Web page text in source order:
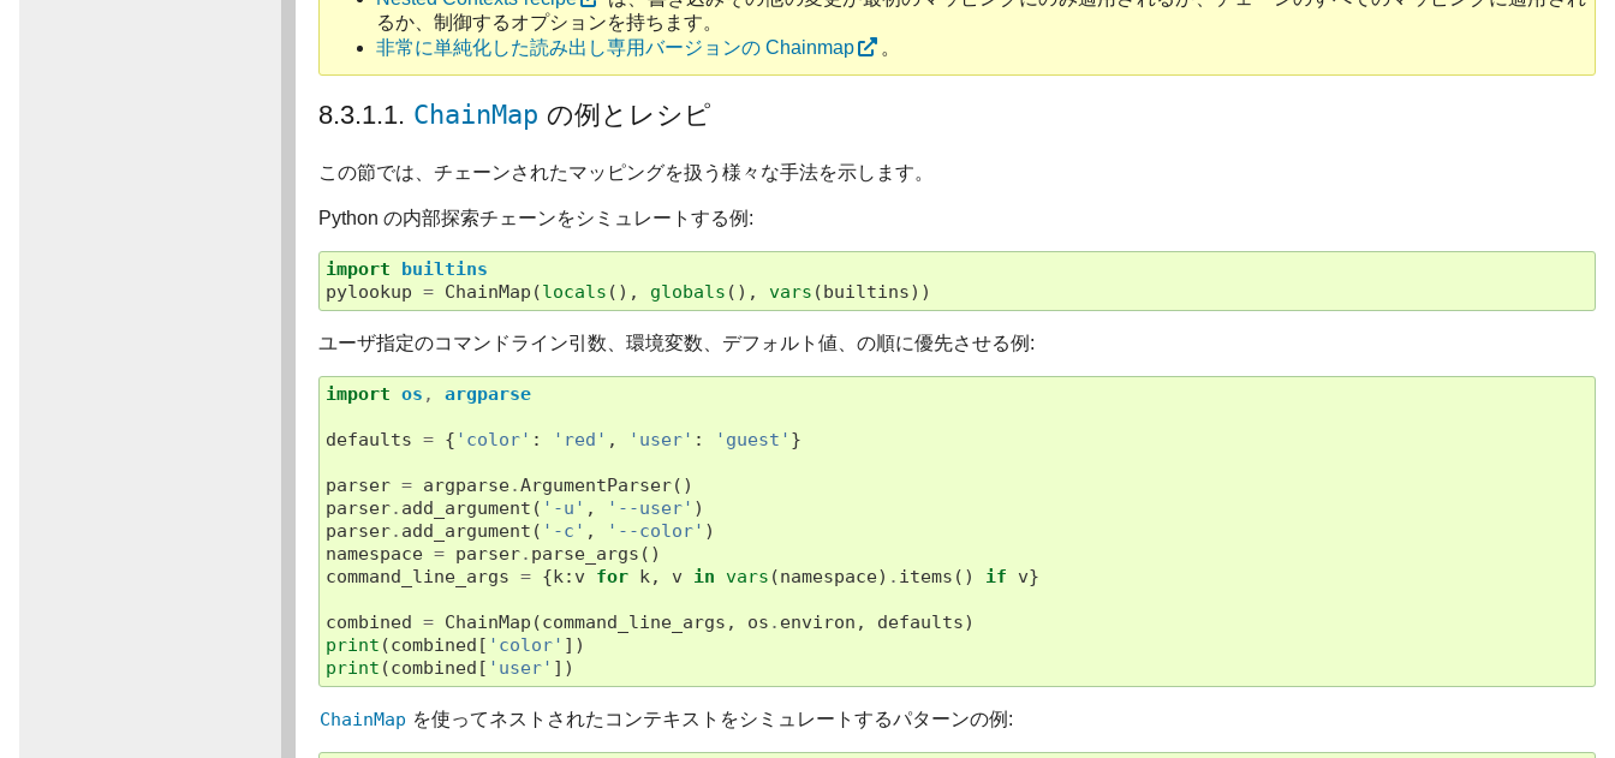
るか、制御するオプションを持ちます。
非常に単純化した読み出し専用バージョンの Chainmap
。
8.3.1.1. ChainMap の例とレシピ
この節では、チェーンされたマッピングを扱う様々な手法を示します。
Python の内部探索チェーンをシミュレートする例:
import
builtins
pylookup = ChainMap (locals (), globals (), vars ( builtins))
ユーザ指定のコマンドライン引数、環境変数、デフォルト値、の順に優先させる例:
import os , argparse
defaults = { 'color' : 'red' , 'user' : 'guest' }
parser = argparse.ArgumentParser()
parser. add_argument ( '-u' , '--user' )
parser. add_argument ( '-c' , '--color' )
namespace = parser. parse_args ()
command_line_args = { k: v for k, v in vars (namespace) . items () if v}
combined = ChainMap (command_line_args , os . environ , defaults)
print (combined [ 'color' ])
print (combined [ 'user' ])
ChainMap を使ってネストされたコンテキストをシミュレートするパターンの例: